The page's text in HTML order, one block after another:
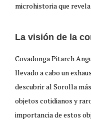
microhistoria que
La visión de la
Covadonga Pitarch
llevado a cabo un
descubrir al Sorolla
objetos cotidianos y
importancia de estos